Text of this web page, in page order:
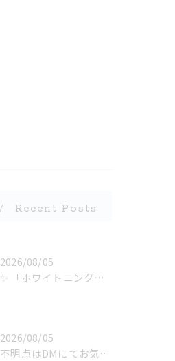
Recent Posts
2026/08/05
🦷✨ 「ホワイトニングは若い人がするもの」だと思っていません...
2026/08/05
ご不明点はDMにてお気軽にお問い合わせください✨🩷